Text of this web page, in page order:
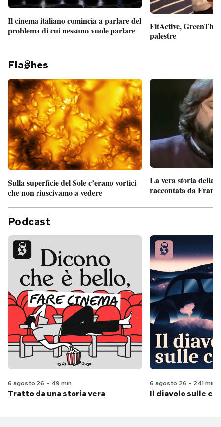
Il cinema italiano comincia a parlare del
problema di cui nessuno vuole parlare
FitActive,
palestre
Fla hes
Sulla superficie del Sole c’erano vortici
che non riuscivamo a vedere
La vera storia della
raccontata da
Podcast
6 agosto 26 - 49 min
Tratto da una storia vera
6 agosto 26 - 241 min
Il diavolo sulle